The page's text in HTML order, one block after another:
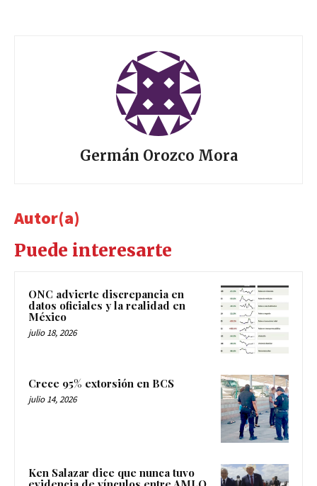
Germán Orozco Mora
Autor(a)
Puede interesarte
ONC advierte discrepancia en
datos oficiales y la realidad en
México
julio 18, 2026
Crece 95% extorsión en BCS
julio 14, 2026
Ken Salazar dice que nunca tuvo